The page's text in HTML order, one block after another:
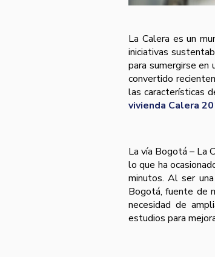
La Calera es un
iniciativas
para sumergirse en
convertido
las características
vivienda Calera
La vía Bogotá – La
lo que ha
minutos. Al ser
Bogotá, fuente de
necesidad de
estudios para